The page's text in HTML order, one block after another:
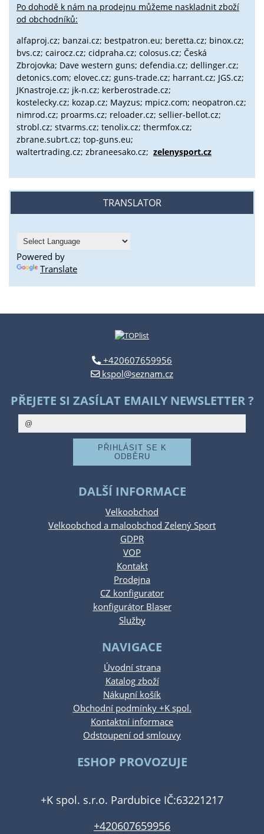
Po dohodě k nám na prodejnu můžeme naskladnit zboží
od obchodníků:
alfaproj.cz; banzai.cz; bestpatron.eu; beretta.cz; binox.cz;
bvs.cz; cairocz.cz; cidpraha.cz; colosus.cz; Česká
Zbrojovka; Dave western guns; defendia.cz; dellinger.cz;
detonics.com; elovec.cz; guns-trade.cz; harrant.cz; JGS.cz;
JKnastroje.cz; jk-n.cz; kerberostrade.cz;
kostelecky.cz; kozap.cz; Mayzus; mpicz.com; neopatron.cz;
nimrod.cz; proarms.cz; reloader.cz; sellier-bellot.cz;
strobl.cz; stvarms.cz; tenolix.cz; thermfox.cz;
zbrane.subrt.cz; top-guns.eu;
waltertrading.cz; zbraneesako.cz; zelenysport.cz
TRANSLATOR
Powered by
Translate
+420607659956
kspol@seznam.cz
PŘEJETE SI ZASÍLAT EMAILY NEWSLETTER ?
DALŠÍ INFORMACE
Velkoobchod
Velkoobchod a maloobchod Zelený Sport
GDPR
VOP
Kontakt
Prodejna
CZ konfigurator
konfigurátor Blaser
Služby
NAVIGACE
Úvodní strana
Katalog zboží
Nákupní košík
Obchodní podmínky +K spol.
Kontaktní informace
Odstoupení od smlouvy
ESHOP PROVOZUJE
+K spol. s.r.o. Pardubice IČ:63221217
+420607659956